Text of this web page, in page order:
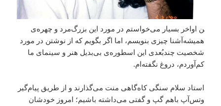
ن اواخر بسیار می‌خواستم در مورد این بزرگ‌مرد و چهره‌ی
همیشه‌آشنا چیزی بنویسم، اما اگر بگویم که از نوشتن در مورد
شخصیت چند‌بُعدی این اسطوره‌ی بی‌بدیل هنر و سینمای ما
کم‌آوردم، دروغ نگفته‌ام.
استاد سلام سنگی کاه‌گاهی منت می‌گذارند و از طریق پیام‌گیر
وتس‌آپ باهم گپ و گفتی می‌داشته باشیم؛ امروز خودشان